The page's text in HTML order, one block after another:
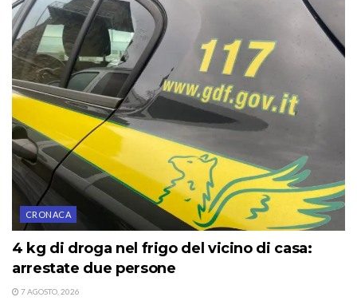
CRONACA
4 kg di droga nel frigo del vicino di casa:
arrestate due persone
7 AGOSTO, 2026